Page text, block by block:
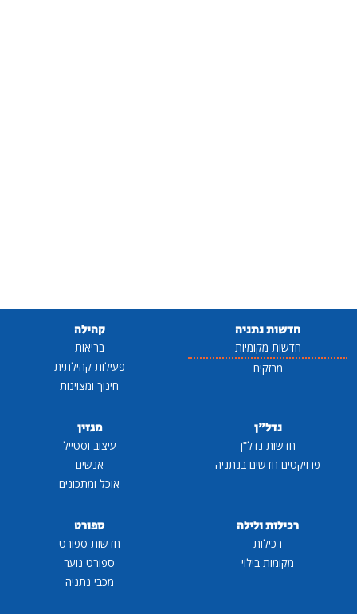
חדשות נתניה
חדשות מקומיות
מבזקים
קהילה
בריאות
פעילות קהילתית
חינוך ומצוינות
נדל"ן
חדשות נדל"ן
פרויקטים חדשים בנתניה
מגזין
עיצוב וסטייל
אנשים
אוכל ומתכונים
רכילות ולילה
רכילות
מקומות בילוי
ספורט
חדשות ספורט
ספורט נוער
מכבי נתניה